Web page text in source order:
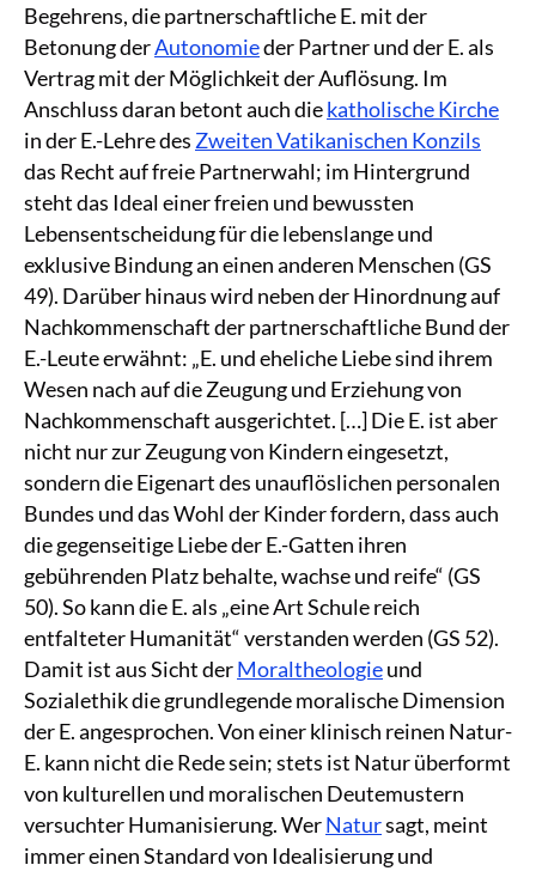
Begehrens, die partnerschaftliche E. mit der
Betonung derAutonomieder Partner und der E. als
Vertrag mit der Möglichkeit der Auflösung. Im
Anschluss daran betont auch diekatholische Kirche
in der E.-Lehre des Zweiten Vatikanischen Konzils
das Recht auf freie Partnerwahl; im Hintergrund
steht das Ideal einer freien und bewussten
Lebensentscheidung für die lebenslange und
exklusive Bindung an einen anderen Menschen (GS
49). Darüber hinaus wird neben der Hinordnung auf
Nachkommenschaft der partnerschaftliche Bund der
E.-Leute erwähnt: „E. und eheliche Liebe sind ihrem
Wesen nach auf die Zeugung und Erziehung von
Nachkommenschaft ausgerichtet. […] Die E. ist aber
nicht nur zur Zeugung von Kindern eingesetzt,
sondern die Eigenart des unauflöslichen personalen
Bundes und das Wohl der Kinder fordern, dass auch
die gegenseitige Liebe der E.-Gatten ihren
gebührenden Platz behalte, wachse und reife“ (GS
50). So kann die E. als „eine Art Schule reich
entfalteter Humanität“ verstanden werden (GS 52).
Damit ist aus Sicht derMoraltheologieund
Sozialethik die grundlegende moralische Dimension
der E. angesprochen. Von einer klinisch reinen Natur-
E. kann nicht die Rede sein; stets ist Natur überformt
von kulturellen und moralischen Deutemustern
versuchter Humanisierung. WerNatursagt, meint
immer einen Standard von Idealisierung und